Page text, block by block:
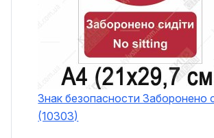
Знак безопасности Заборонено
(10303)